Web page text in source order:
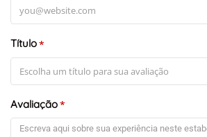
+-
Leaflet
Título*
Avaliação*